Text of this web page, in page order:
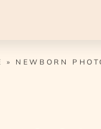
» NEWBORN